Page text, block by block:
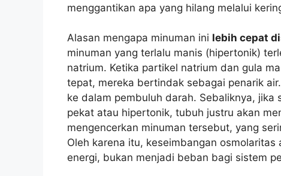
menggantikan apa yang hilang melalui
Alasan mengapa minuman ini lebih cepat
minuman yang terlalu manis (hipertonik)
natrium. Ketika partikel natrium dan gula
tepat, mereka bertindak sebagai penarik
ke dalam pembuluh darah. Sebaliknya,
pekat atau hipertonik, tubuh justru akan
mengencerkan minuman tersebut, yang
Oleh karena itu, keseimbangan
energi, bukan menjadi beban bagi sistem